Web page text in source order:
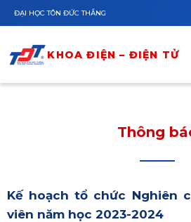
Nhảy đến nội dung
ĐẠI HỌC TÔN ĐỨC THẮNG
KHOA ĐIỆN – ĐIỆN TỬ
Thông
Kế hoạch tổ chức Nghiên
viên năm học 2023-2024